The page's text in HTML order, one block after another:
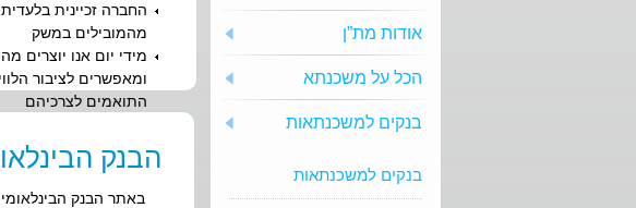
אודות מת”ן
הכל על משכנתא
בנקים למשכנתאות
בנקים למשכנתאות
מהמובילים במשק
מידי יום אנו יוצרים
ומאפשרים לציבור
התואמים לצרכיהם
הבנק
באתר הבנק